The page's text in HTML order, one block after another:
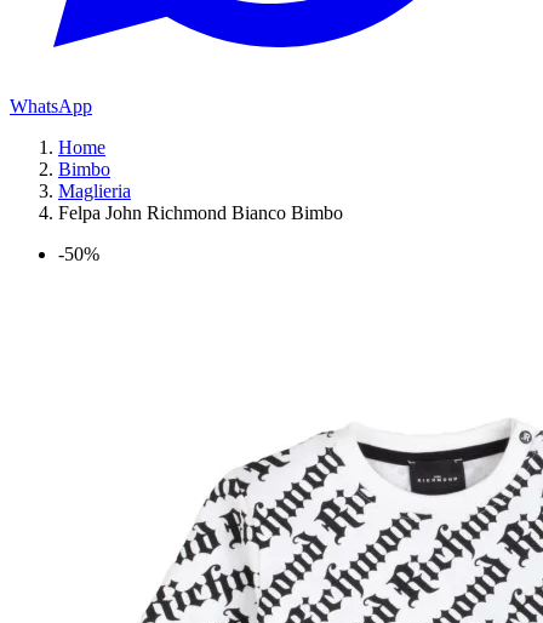
WhatsApp
Home
Bimbo
Maglieria
Felpa John Richmond Bianco Bimbo
-50%